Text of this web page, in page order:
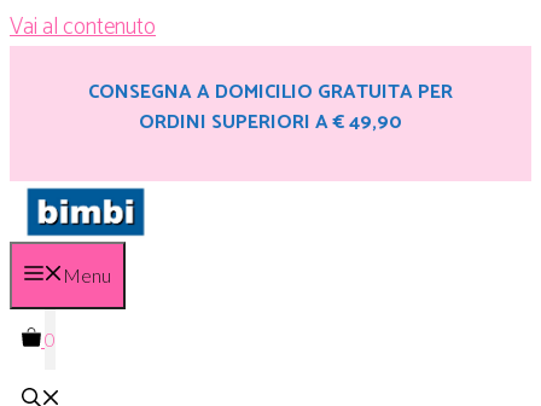
Vai al contenuto
CONSEGNA A DOMICILIO GRATUITA PER
ORDINI SUPERIORI A € 49,90
Menu
0